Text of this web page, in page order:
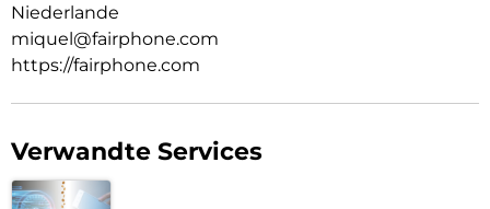
Niederlande
miquel@fairphone.com
https://fairphone.com
Verwandte Services